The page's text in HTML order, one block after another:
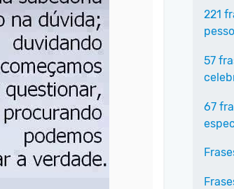
221
57
67